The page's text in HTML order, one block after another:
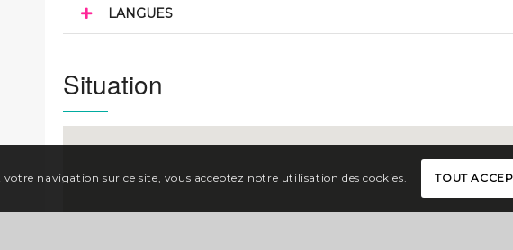
LANGUES
Situation
navigation sur ce site, vous acceptez notre utilisation des cookies. TOUT